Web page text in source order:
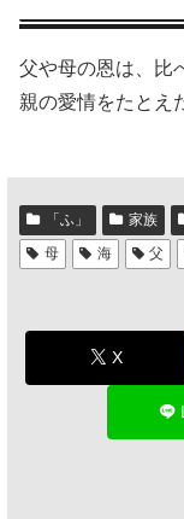
父や母の恩は、比
親の愛情をたとえ
「ふ」 家族
母
海 父
X